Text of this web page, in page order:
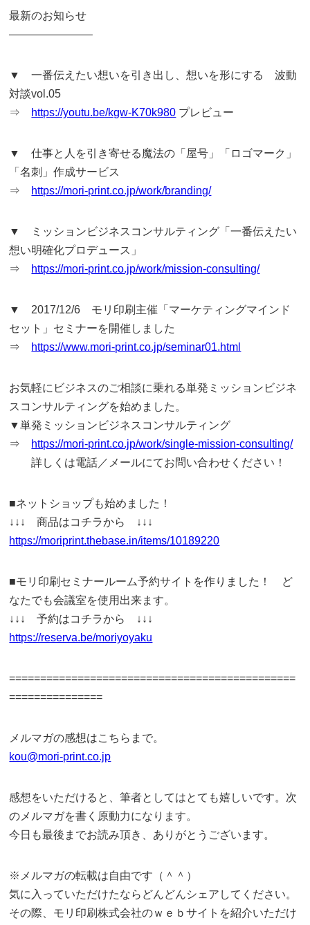
最新のお知らせ
———————–
▼ 一番伝えたい想いを引き出し、想いを形にする 波動
対談vol.05
⇒ https://youtu.be/kgw-K70k980 プレビュー
▼ 仕事と人を引き寄せる魔法の「屋号」「ロゴマーク」
「名刺」作成サービス
⇒ https://mori-print.co.jp/work/branding/
▼ ミッションビジネスコンサルティング「一番伝えたい
想い明確化プロデュース」
⇒ https://mori-print.co.jp/work/mission-consulting/
▼ 2017/12/6 モリ印刷主催「マーケティングマインド
セット」セミナーを開催しました
⇒ https://www.mori-print.co.jp/seminar01.html
お気軽にビジネスのご相談に乗れる単発ミッションビジネ
スコンサルティングを始めました。
▼単発ミッションビジネスコンサルティング
⇒ https://mori-print.co.jp/work/single-mission-consulting/
詳しくは電話／メールにてお問い合わせください！
■ネットショップも始めました！
↓↓↓ 商品はコチラから ↓↓↓
https://moriprint.thebase.in/items/10189220
■モリ印刷セミナールーム予約サイトを作りました！ ど
なたでも会議室を使用出来ます。
↓↓↓ 予約はコチラから ↓↓↓
https://reserva.be/moriyoyaku
==============================================
===============
メルマガの感想はこちらまで。
kou@mori-print.co.jp
感想をいただけると、筆者としてはとても嬉しいです。次
のメルマガを書く原動力になります。
今日も最後までお読み頂き、ありがとうございます。
※メルマガの転載は自由です（＾＾）
気に入っていただけたならどんどんシェアしてください。
その際、モリ印刷株式会社のｗｅｂサイトを紹介いただけ